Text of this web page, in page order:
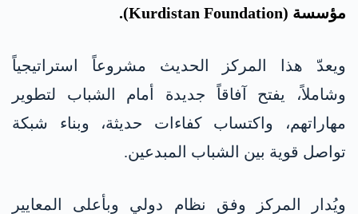
مؤسسة (Kurdistan Foundation).
ويعدّ هذا المركز الحديث مشروعاً استراتيجياً
وشاملاً، يفتح آفاقاً جديدة أمام الشباب لتطوير
مهاراتهم، واكتساب كفاءات حديثة، وبناء شبكة
تواصل قوية بين الشباب المبدعين.
ويُدار المركز وفق نظام دولي وبأعلى المعايير